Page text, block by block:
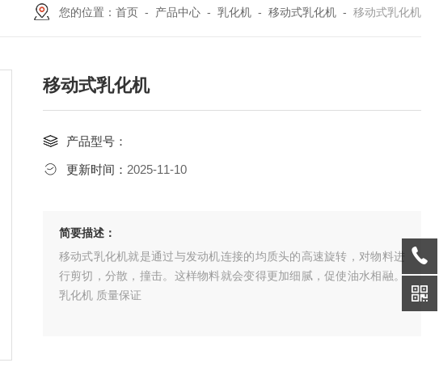
您的位置： 首页 - 产品中心 - 乳化机 - 移动式乳化机 - 移动式乳化机
移动式乳化机
产品型号：
更新时间： 2025-11-10
简要描述：
移动式乳化机就是通过与发动机连接的均质头的高速旋转，对物料进
行剪切，分散，撞击。这样物料就会变得更加细腻，促使油水相融。
乳化机 质量保证